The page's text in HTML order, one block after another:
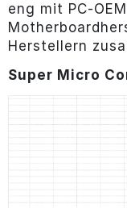
eng mit PC-
Herstellern
Super Micro